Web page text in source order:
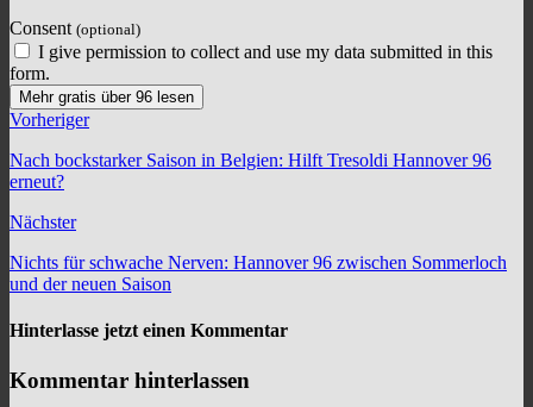
Consent (optional)
I give permission to collect and use my data submitted in this
form.
Mehr gratis über 96 lesen
Vorheriger
Nach bockstarker Saison in Belgien: Hilft Tresoldi Hannover 96
erneut?
Nächster
Nichts für schwache Nerven: Hannover 96 zwischen Sommerloch
und der neuen Saison
Hinterlasse jetzt einen Kommentar
Kommentar hinterlassen